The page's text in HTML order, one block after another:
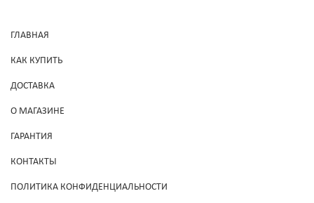
ГЛАВНАЯ
КАК КУПИТЬ
ДОСТАВКА
О МАГАЗИНЕ
ГАРАНТИЯ
КОНТАКТЫ
ПОЛИТИКА КОНФИДЕНЦИАЛЬНОСТИ